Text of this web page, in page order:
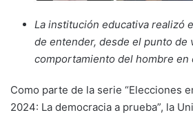
La institución educativa realizó
de entender, desde el punto de
comportamiento del hombre en
Como parte de la serie “Elecciones
2024: La democracia a prueba”, la